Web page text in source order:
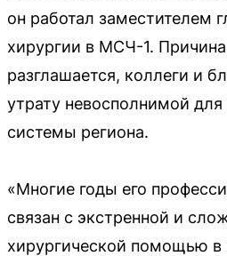
он работал заместителем
хирургии в МСЧ-1.
разглашается, коллеги и
утрату невосполнимой
системы региона.
«Многие годы его
связан с экстренной и
хирургической помощью в